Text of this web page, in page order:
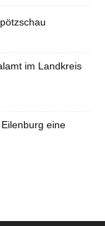
im Landkreis
eine